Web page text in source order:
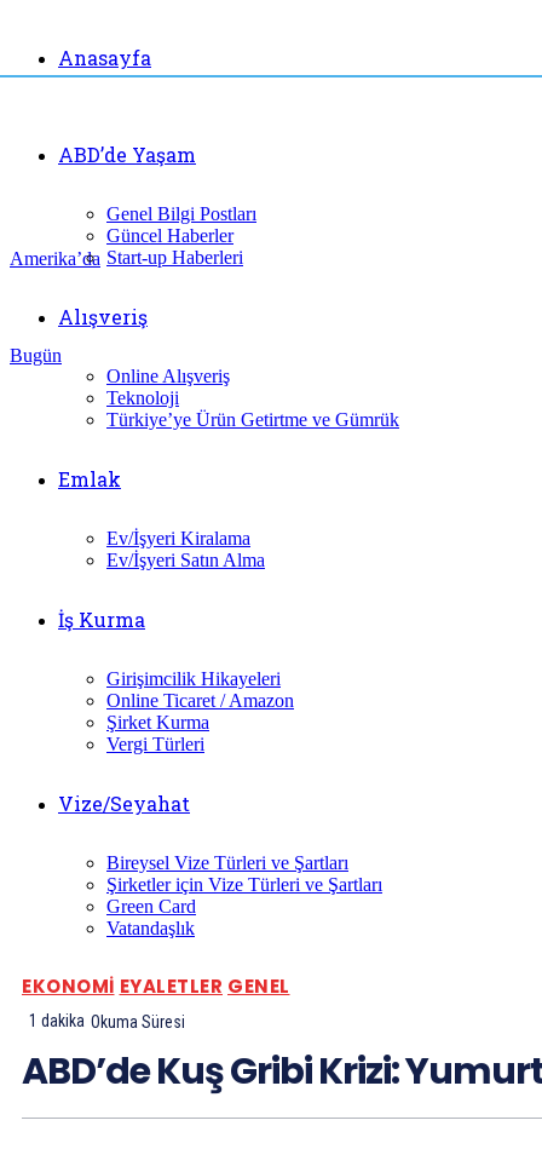
Amerika’da
Bugün
Anasayfa
ABD’de Yaşam
Genel Bilgi Postları
Güncel Haberler
Start-up Haberleri
Alışveriş
Online Alışveriş
Teknoloji
Türkiye’ye Ürün Getirtme ve Gümrük
Emlak
Ev/İşyeri Kiralama
Ev/İşyeri Satın Alma
İş Kurma
Girişimcilik Hikayeleri
Online Ticaret / Amazon
Şirket Kurma
Vergi Türleri
Vize/Seyahat
Bireysel Vize Türleri ve Şartları
Şirketler için Vize Türleri ve Şartları
Green Card
Vatandaşlık
EKONOMI EYALETLER GENEL
1 dakika Okuma Süresi
ABD’de Kuş Gribi Krizi: